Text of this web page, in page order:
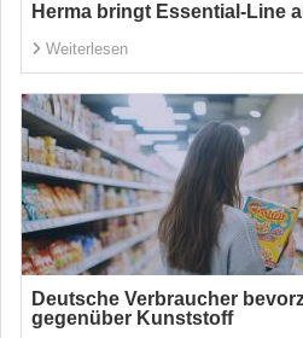
Herma bringt Essential-Line
Weiterlesen
Deutsche Verbraucher
gegenüber Kunststoff